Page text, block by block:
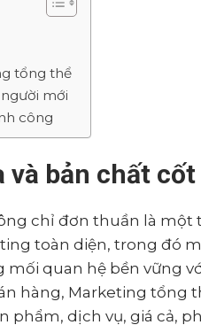
tổng thể
mới
công
bản chất
chỉ đơn thuần là một
toàn diện, trong đó
quan hệ bền vững
hàng, Marketing tổng
phẩm, dịch vụ, giá cả,